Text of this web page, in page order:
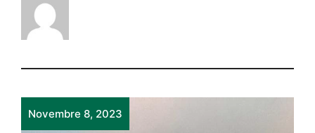
Novembre 8, 2023